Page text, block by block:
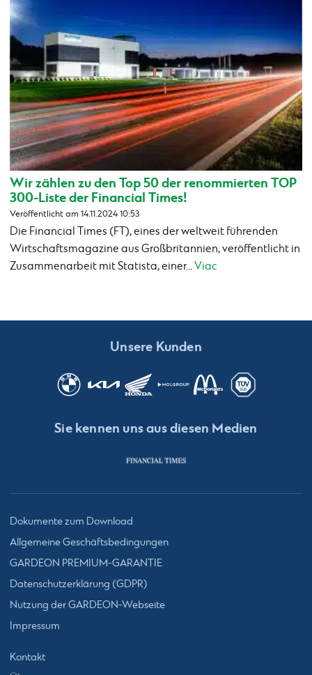
Wir zählen zu den Top 50 der renommierten TOP
300-Liste der Financial Times!
Veröffentlicht am 14.11.2024 10:53
Die Financial Times (FT), eines der weltweit führenden
Wirtschaftsmagazine aus Großbritannien, veröffentlicht in
Zusammenarbeit mit Statista, einer...Viac
Unsere Kunden
Sie kennen uns aus diesen Medien
Dokumente zum Download
Allgemeine Geschäftsbedingungen
GARDEON PREMIUM-GARANTIE
Datenschutzerklärung (GDPR)
Nutzung der GARDEON-Webseite
Impressum
Kontakt